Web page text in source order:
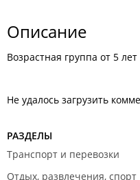
Описание
Возрастная группа от 5
Не удалось загрузить
РАЗДЕЛЫ
Транспорт и перевозки
Отдых, развлечения, спорт